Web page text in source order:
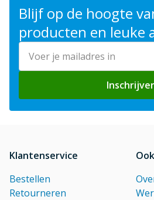
Blijf op de hoogte
producten en leuke
Klantenservice
Bestellen
Retourneren